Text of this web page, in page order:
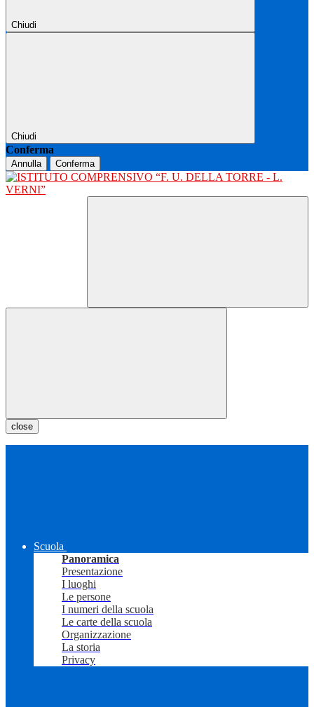
Chiudi
Chiudi
Conferma
Annulla Conferma
close
Scuola
Panoramica
Presentazione
I luoghi
Le persone
I numeri della scuola
Le carte della scuola
Organizzazione
La storia
Privacy